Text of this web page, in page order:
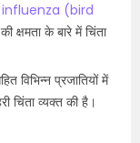
(bird
क्षमता के बारे में चिंता
विभिन्न प्रजातियों में
चिंता व्यक्त की है।